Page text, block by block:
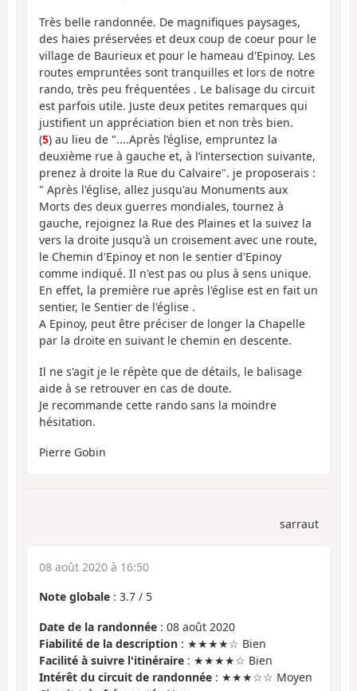
Très belle randonnée. De magnifiques paysages,
des haies préservées et deux coup de coeur pour le
village de Baurieux et pour le hameau d'Epinoy. Les
routes empruntées sont tranquilles et lors de notre
rando, très peu fréquentées . Le balisage du circuit
est parfois utile. Juste deux petites remarques qui
justifient un appréciation bien et non très bien.
(5) au lieu de "....Après l’église, empruntez la
deuxième rue à gauche et, à l’intersection suivante,
prenez à droite la Rue du Calvaire". je proposerais :
" Après l'église, allez jusqu'au Monuments aux
Morts des deux guerres mondiales, tournez à
gauche, rejoignez la Rue des Plaines et la suivez la
vers la droite jusqu'à un croisement avec une route,
le Chemin d'Epinoy et non le sentier d'Epinoy
comme indiqué. Il n'est pas ou plus à sens unique.
En effet, la première rue après l'église est en fait un
sentier, le Sentier de l'église .
A Epinoy, peut être préciser de longer la Chapelle
par la droite en suivant le chemin en descente.
Il ne s'agit je le répète que de détails, le balisage
aide à se retrouver en cas de doute.
Je recommande cette rando sans la moindre
hésitation.
Pierre Gobin
sarraut
08 août 2020 à 16:50
Note globale : 3.7 / 5
Date de la randonnée : 08 août 2020
Fiabilité de la description : ★★★★☆ Bien
Facilité à suivre l'itinéraire : ★★★★☆ Bien
Intérêt du circuit de randonnée : ★★★☆☆ Moyen